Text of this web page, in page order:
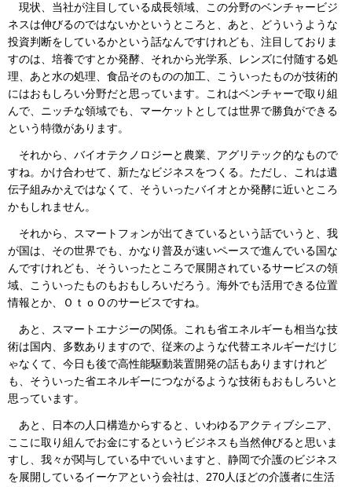
現状、当社が注目している成長領域、この分野のベンチャービジ
ネスは伸びるのではないかというところと、あと、どういうような
投資判断をしているかという話なんですけれども、注目しておりま
すのは、培養ですとか発酵、それから光学系、レンズに付随する処
理、あと水の処理、食品そのものの加工、こういったものが技術的
にはおもしろい分野だと思っています。これはベンチャーで取り組
んで、ニッチな領域でも、マーケットとしては世界で勝負ができる
という特徴があります。
それから、バイオテクノロジーと農業、アグリテック的なもので
すね。かけ合わせて、新たなビジネスをつくる。ただし、これは遺
伝子組みかえではなくて、そういったバイオとか発酵に近いところ
かもしれません。
それから、スマートフォンが出てきているという話でいうと、我
が国は、その世界でも、かなり普及が速いペースで進んでいる国な
んですけれども、そういったところで展開されているサービスの領
域、こういったものもおもしろいだろう。海外でも活用できる位置
情報とか、ＯｔｏＯのサービスですね。
あと、スマートエナジーの関係。これも省エネルギーも相当な技
術は国内、多数ありますので、従来のような代替エネルギーだけじ
ゃなくて、今日も後で高性能駆動装置開発の話もありますけれど
も、そういった省エネルギーにつながるような技術もおもしろいと
思っています。
あと、日本の人口構造からすると、いわゆるアクティブシニア、
ここに取り組んでお金にするというビジネスも当然伸びると思いま
すし、我々が関与している中でいいますと、静岡で介護のビジネス
を展開しているイーケアという会社は、270人ほどの介護者に生活